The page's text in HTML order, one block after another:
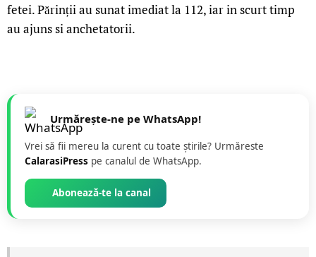
fetei. Părinții au sunat imediat la 112, iar in scurt timp
au ajuns si anchetatorii.
Urmărește-ne pe WhatsApp!
Vrei să fii mereu la curent cu toate știrile? Urmăreste
CalarasiPress pe canalul de WhatsApp.
Abonează-te la canal